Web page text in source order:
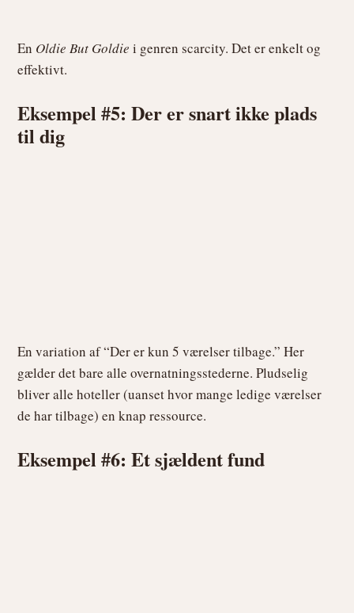
En Oldie But Goldiei genren scarcity. Det er enkelt og
effektivt.
Eksempel #5: Der er snart ikke plads
til dig
En variation af “Der er kun 5 værelser tilbage.” Her
gælder det bare alle overnatningsstederne. Pludselig
bliver alle hoteller (uanset hvor mange ledige værelser
de har tilbage) en knap ressource.
Eksempel #6: Et sjældent fund